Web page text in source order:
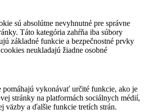
sú absolútne nevyhnutné pre správne
Táto kategória zahŕňa iba súbory
základné funkcie a bezpečnostné prvky
neukladajú žiadne osobné
pomáhajú vykonávať určité funkcie, ako je
stránky na platformách sociálnych médií,
väzby a ďalšie funkcie tretích strán.